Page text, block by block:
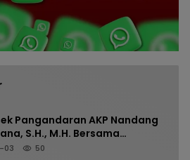
Pangandaran AKP Nandang
S.H., M.H. Bersama
Cek TKP Kebakaran Ruko
03 50